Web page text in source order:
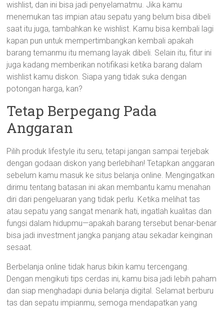
wishlist, dan ini bisa jadi penyelamatmu. Jika kamu
menemukan tas impian atau sepatu yang belum bisa dibeli
saat itu juga, tambahkan ke wishlist. Kamu bisa kembali lagi
kapan pun untuk mempertimbangkan kembali apakah
barang temanmu itu memang layak dibeli. Selain itu, fitur ini
juga kadang memberikan notifikasi ketika barang dalam
wishlist kamu diskon. Siapa yang tidak suka dengan
potongan harga, kan?
Tetap Berpegang Pada
Anggaran
Pilih produk lifestyle itu seru, tetapi jangan sampai terjebak
dengan godaan diskon yang berlebihan! Tetapkan anggaran
sebelum kamu masuk ke situs belanja online. Mengingatkan
dirimu tentang batasan ini akan membantu kamu menahan
diri dari pengeluaran yang tidak perlu. Ketika melihat tas
atau sepatu yang sangat menarik hati, ingatlah kualitas dan
fungsi dalam hidupmu—apakah barang tersebut benar-benar
bisa jadi investment jangka panjang atau sekadar keinginan
sesaat.
Berbelanja online tidak harus bikin kamu tercengang.
Dengan mengikuti tips cerdas ini, kamu bisa jadi lebih paham
dan siap menghadapi dunia belanja digital. Selamat berburu
tas dan sepatu impianmu, semoga mendapatkan yang